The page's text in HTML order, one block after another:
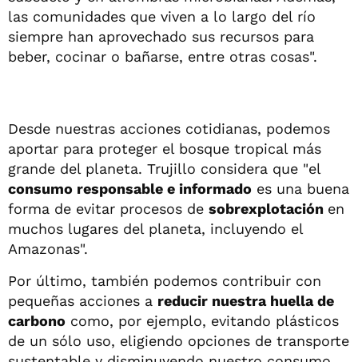
las comunidades que viven a lo largo del río
siempre han aprovechado sus recursos para
beber, cocinar o bañarse, entre otras cosas".
Desde nuestras acciones cotidianas, podemos
aportar para proteger el bosque tropical más
grande del planeta. Trujillo considera que "el
consumo responsable e informado es una buena
forma de evitar procesos de sobrexplotación en
muchos lugares del planeta, incluyendo el
Amazonas".
Por último, también podemos contribuir con
pequeñas acciones a reducir nuestra huella de
carbono como, por ejemplo, evitando plásticos
de un sólo uso, eligiendo opciones de transporte